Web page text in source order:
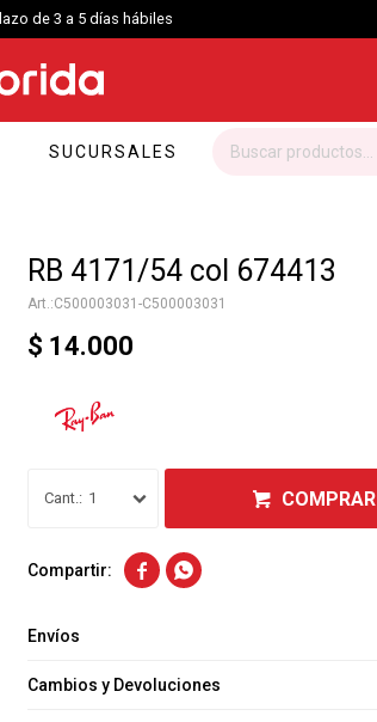
de 3 a 5 días hábiles
SUCURSALES
RB 4171/54 col 674413
C500003031-C500003031
$ 14.000
1 COMPRAR
 
Envíos
Cambios y Devoluciones